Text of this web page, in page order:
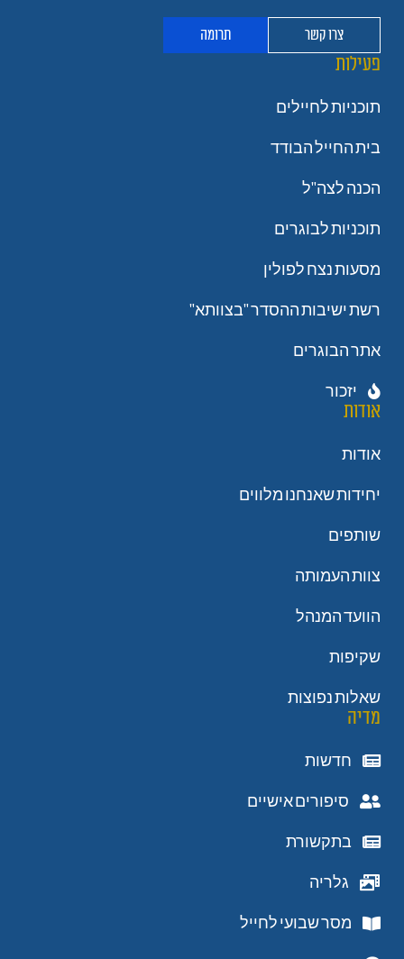
צרו קשר תרומה
פעילות
תוכניות לחיילים
בית החייל הבודד
הכנה לצה"ל
תוכניות לבוגרים
מסעות נצח לפולין
רשת ישיבות ההסדר "בצוותא"
אתר הבוגרים
יזכור
אודות
אודות
יחידות שאנחנו מלווים
שותפים
צוות העמותה
הוועד המנהל
שקיפות
שאלות נפוצות
מדיה
חדשות
סיפורים אישיים
בתקשורת
גלריה
מסר שבועי לחייל